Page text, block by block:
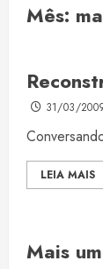
Mês:
31/03/
LEIA MAIS
Mais